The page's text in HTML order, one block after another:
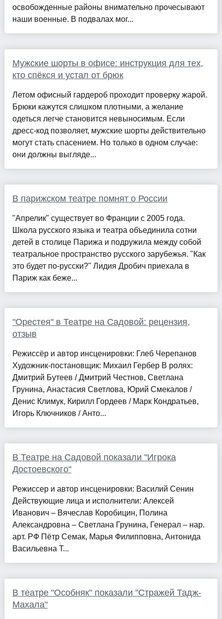
освобожденные районы внимательно прочесывают
наши военные. В подвалах мог...
Мужские шорты в офисе: инструкция для тех,
кто спёкся и устал от брюк
Летом офисный гардероб проходит проверку жарой.
Брюки кажутся слишком плотными, а желание
одеться легче становится невыносимым. Если
дресс-код позволяет, мужские шорты действительно
могут стать спасением. Но только в одном случае:
они должны выгляде...
В парижском театре помнят о России
"Апрелик" существует во Франции с 2005 года.
Школа русского языка и театра объединила сотни
детей в столице Парижа и подружила между собой
театральное пространство русского зарубежья. "Как
это будет по-русски?" Лидия Дробич приехала в
Париж как беже...
"Орестея" в Театре на Садовой: рецензия,
отзыв
Режиссёр и автор инсценировки: Глеб Черепанов
Художник-постановщик: Михаил Гербер В ролях:
Дмитрий Бутеев / Дмитрий Честнов, Светлана
Грунина, Анастасия Светлова, Юрий Смекалов /
Денис Климук, Кирилл Гордеев / Марк Кондратьев,
Игорь Ключников / Анто...
В Театре на Садовой показали "Игрока
Достоевского"
Режиссер и автор инсценировки: Василий Сенин
Действующие лица и исполнители: Алексей
Иванович – Вячеслав Коробицин, Полина
Александровна – Светлана Грунина, Генерал – нар.
арт. РФ Пётр Семак, Марья Филипповна, Антонида
Васильевна Т...
В театре "Особняк" показали "Стражей Тадж-
Махала"